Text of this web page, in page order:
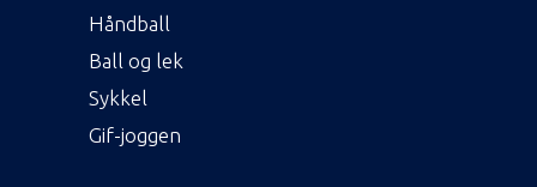
Håndball
Ball og lek
Sykkel
Gif-joggen